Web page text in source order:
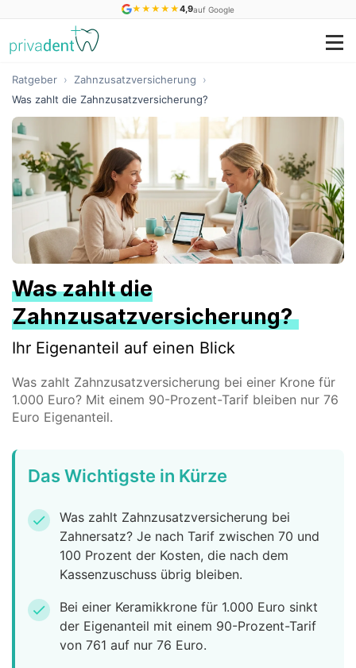
★ ★ ★ ★ ★4,9auf Google
Ratgeber › Zahnzusatzversicherung
›
Was zahlt die Zahnzusatzversicherung?
Was zahlt die
Zahnzusatzversicherung?
Ihr Eigenanteil auf einen Blick
Was zahlt Zahnzusatzversicherung bei einer Krone für
1.000 Euro? Mit einem 90-Prozent-Tarif bleiben nur 76
Euro Eigenanteil.
Das Wichtigste in Kürze
check
Was zahlt Zahnzusatzversicherung bei
Zahnersatz? Je nach Tarif zwischen 70 und
100 Prozent der Kosten, die nach dem
Kassenzuschuss übrig bleiben.
check
Bei einer Keramikkrone für 1.000 Euro sinkt
der Eigenanteil mit einem 90-Prozent-Tarif
von 761 auf nur 76 Euro.